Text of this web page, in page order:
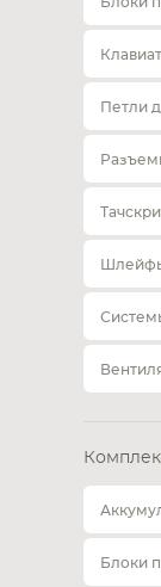
Петли
Блоки